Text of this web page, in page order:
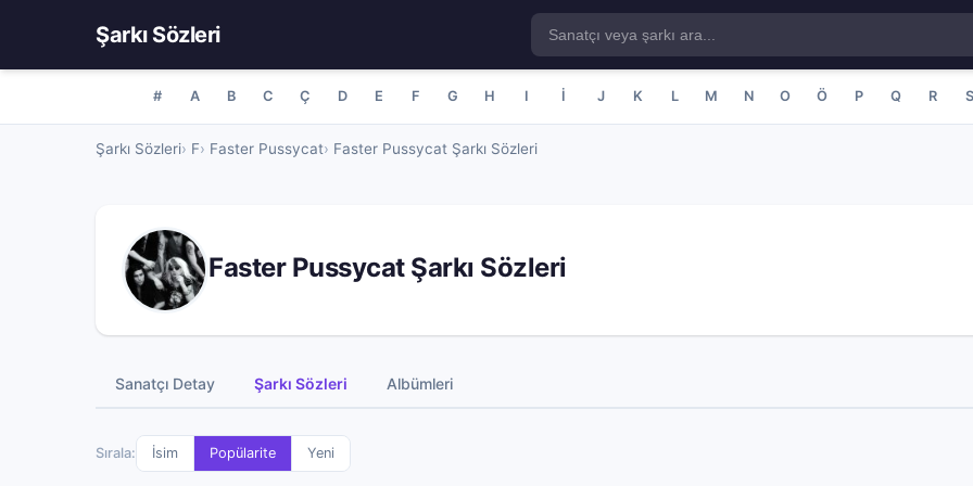
Şarkı Sözleri
# A B C Ç D E F G H I İ J K L M N O Ö P Q R S
Şarkı Sözleri F Faster Pussycat Faster Pussycat Şarkı Sözleri
Faster Pussycat Şarkı Sözleri
Sanatçı Detay Şarkı Sözleri Albümleri
Sırala: İsim Popülarite Yeni